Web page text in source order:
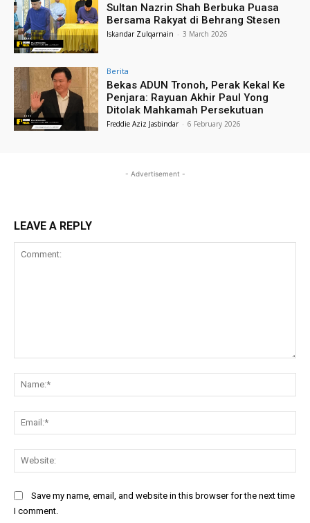
Sultan Nazrin Shah Berbuka Puasa
Bersama Rakyat di Behrang Stesen
Iskandar Zulqarnain - 3 March 2026
Berita
Bekas ADUN Tronoh, Perak Kekal Ke
Penjara: Rayuan Akhir Paul Yong
Ditolak Mahkamah Persekutuan
Freddie Aziz Jasbindar - 6 February 2026
- Advertisement -
LEAVE A REPLY
Save my name, email, and website in this browser for the next time
I comment.